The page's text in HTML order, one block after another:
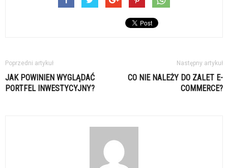
Poprzedni artykuł
JAK POWINIEN WYGLĄDAĆ
PORTFEL INWESTYCYJNY?
Następny artykuł
CO NIE NALEŻY DO ZALET E-
COMMERCE?